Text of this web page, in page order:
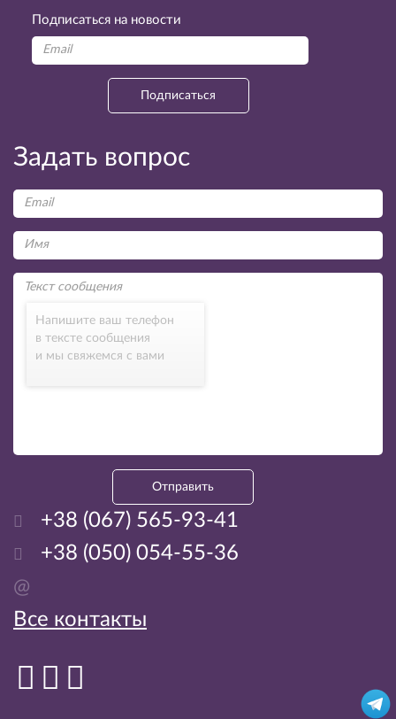
Подписаться на новости
Подписаться
Задать вопрос
Напишите ваш телефон
в тексте сообщения
и мы свяжемся с вами
Отправить
+38 (067) 565-93-41
+38 (050) 054-55-36
@
Все контакты